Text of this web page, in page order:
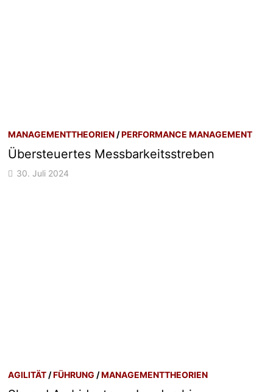
MANAGEMENTTHEORIEN/PERFORMANCE MANAGEMENT
Übersteuertes Messbarkeitsstreben
30. Juli 2024
AGILITÄT /FÜHRUNG /MANAGEMENTTHEORIEN